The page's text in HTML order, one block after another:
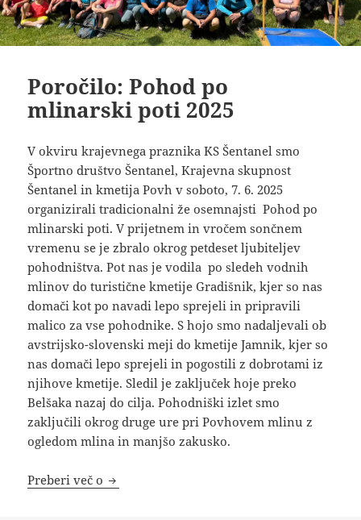
Poročilo: Pohod po
mlinarski poti 2025
V okviru krajevnega praznika KS Šentanel smo
Športno društvo Šentanel, Krajevna skupnost
Šentanel in kmetija Povh v soboto, 7. 6. 2025
organizirali tradicionalni že osemnajsti Pohod po
mlinarski poti. V prijetnem in vročem sončnem
vremenu se je zbralo okrog petdeset ljubiteljev
pohodništva. Pot nas je vodila po sledeh vodnih
mlinov do turistične kmetije Gradišnik, kjer so nas
domači kot po navadi lepo sprejeli in pripravili
malico za vse pohodnike. S hojo smo nadaljevali ob
avstrijsko-slovenski meji do kmetije Jamnik, kjer so
nas domači lepo sprejeli in pogostili z dobrotami iz
njihove kmetije. Sledil je zaključek hoje preko
Belšaka nazaj do cilja. Pohodniški izlet smo
zaključili okrog druge ure pri Povhovem mlinu z
ogledom mlina in manjšo zakusko.
Preberi več o Poročilo: Pohod po mlinarski poti 2025